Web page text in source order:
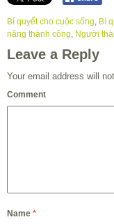
Bí quyết cho cuộc sống, Bí
năng thành công, Người
Leave a Reply
Your email address will
Comment
Name *